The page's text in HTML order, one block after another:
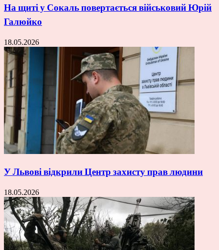
На щиті у Сокаль повертається військовий Юрій
Галюйко
18.05.2026
У Львові відкрили Центр захисту прав людини
18.05.2026